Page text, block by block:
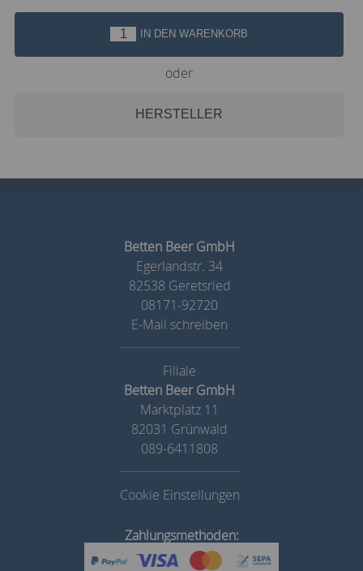
IN DEN WARENKORB
oder
HERSTELLER
Betten Beer GmbH
Egerlandstr. 34
82538 Geretsried
08171-92720
E-Mail schreiben
Betten Beer GmbH
Marktplatz 11
82031 Grünwald
089-6411808
Cookie Einstellungen
Zahlungsmethoden: